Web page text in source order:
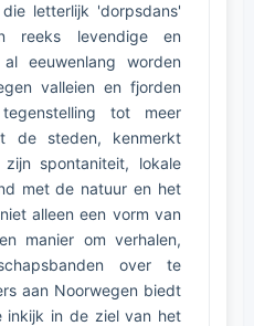
letterlijk 'dorpsdans'
reeks levendige en
eeuwenlang worden
valleien en fjorden
tot meer
de steden, kenmerkt
spontaniteit, lokale
met de natuur en het
alleen een vorm van
manier om verhalen,
over te
aan Noorwegen biedt
inkijk in de ziel van het